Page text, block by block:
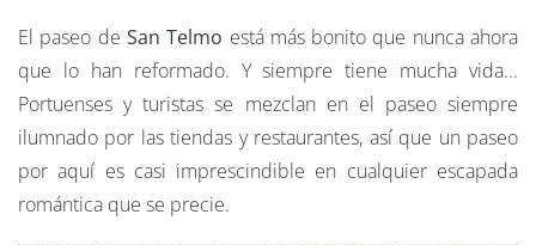
El paseo de San Telmo está más bonito que nunca ahora
que lo han reformado. Y siempre tiene mucha vida...
Portuenses y turistas se mezclan en el paseo siempre
ilumnado por las tiendas y restaurantes, así que un paseo
por aquí es casi imprescindible en cualquier escapada
romántica que se precie.